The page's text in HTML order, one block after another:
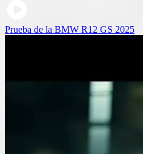
Prueba de la BMW R12 GS 2025